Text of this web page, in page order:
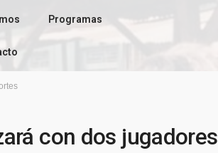
Programas
con dos jugadores